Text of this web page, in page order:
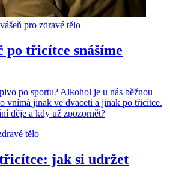
pro zdravé tělo
po třicítce snášíme
po sportu? Alkohol je u nás běžnou
vnímá jinak ve dvaceti a jinak po třicítce.
děje a kdy už zpozornět?
tělo
jak si udržet